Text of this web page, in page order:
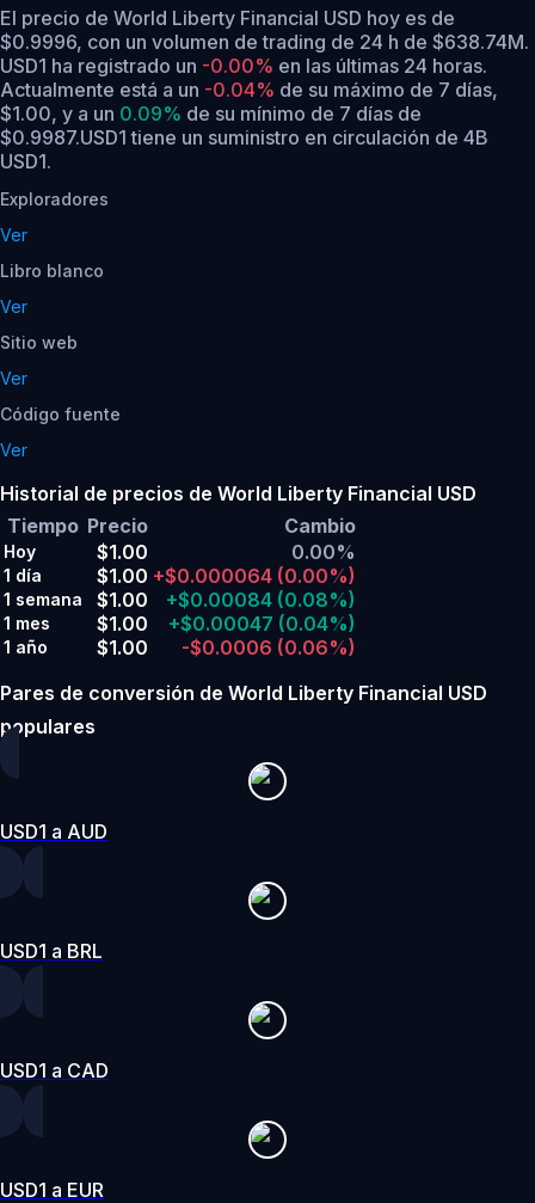
El precio de World Liberty Financial USD hoy es de
$0.9996, con un volumen de trading de 24 h de $638.74M.
USD1 ha registrado un -0.00% en las últimas 24 horas.
Actualmente está a un -0.04% de su máximo de 7 días,
$1.00, y a un 0.09% de su mínimo de 7 días de
$0.9987.USD1 tiene un suministro en circulación de 4B
USD1.
Exploradores
Ver
Libro blanco
Ver
Sitio web
Ver
Código fuente
Ver
Historial de precios de World Liberty Financial USD
Tiempo Precio Cambio
Hoy $1.00 0.00%
1 día $1.00 +$0.000064 (0.00%)
1 semana $1.00 +$0.00084 (0.08%)
1 mes $1.00 +$0.00047 (0.04%)
1 año $1.00 -$0.0006 (0.06%)
Pares de conversión de World Liberty Financial USD
populares
USD1 a AUD
USD1 a BRL
USD1 a CAD
USD1 a EUR